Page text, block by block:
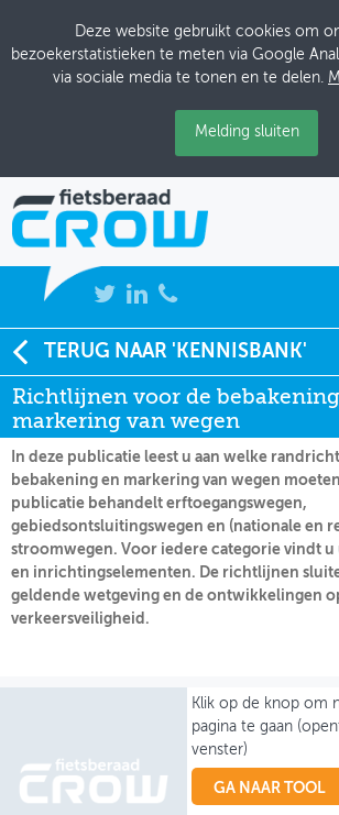
Deze website gebruikt cookies om
bezoekerstatistieken te meten via Google
via sociale media te tonen en te delen.
Melding sluiten
NIEUWS
BIJEENKOMSTEN
KENNISBANK
ADRESSENBOEK
OVER FIETSBERAAD
THEMASITES
MIJN PROFIEL
TERUG NAAR 'KENNISBANK'
Richtlijnen voor de
markering van wegen
Soort:
Websites
Datum:
01-01-2005
In deze publicatie leest u aan welke
bebakening en markering van wegen
publicatie behandelt erftoegangswegen,
gebiedsontsluitingswegen en (nationale en
stroomwegen. Voor iedere categorie vindt
en inrichtingselementen. De richtlijnen
geldende wetgeving en de ontwikkelingen
verkeersveiligheid.
Klik op de knop om
pagina te gaan
venster)
GA NAAR TOOL